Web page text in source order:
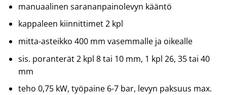
manuaalinen sarananpainolevyn kääntö
kappaleen kiinnittimet 2 kpl
mitta-asteikko 400 mm vasemmalle ja oikealle
sis. poranterät 2 kpl 8 tai 10 mm, 1 kpl 26, 35 tai 40
mm
teho 0,75 kW, työpaine 6-7 bar, levyn paksuus max.